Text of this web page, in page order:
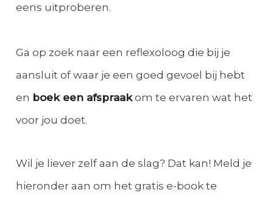
eens uitproberen.
Ga op zoek naar een reflexoloog die bij je
aansluit of waar je een goed gevoel bij hebt
en boek een afspraakom te ervaren wat het
voor jou doet.
Wil je liever zelf aan de slag? Dat kan! Meld je
hieronder aan om het gratis e-book te